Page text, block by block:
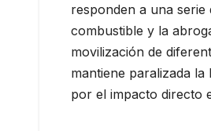
responden a una serie
combustible y la
movilización de
mantiene paralizada
por el impacto directo